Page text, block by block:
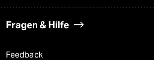
Fragen & Hilfe
Feedback